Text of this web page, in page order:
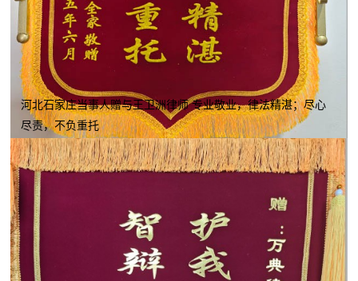
河北石家庄当事人赠与王卫洲律师 专业敬业，律法精湛；尽心
尽责，不负重托